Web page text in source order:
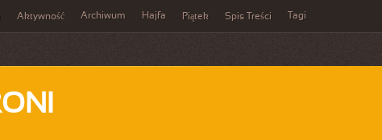
Aktywność Archiwum Hajfa Piątek Spis Treści Tagi